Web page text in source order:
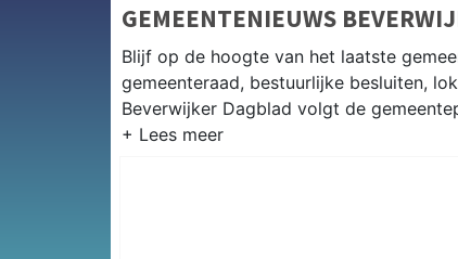
GEMEENTENIEUWS
Blijf op de hoogte van het laatste
gemeenteraad, bestuurlijke besluiten,
Beverwijker Dagblad volgt de
Van herontwikkelingsplannen voor het
besluiten over bereikbaarheid en